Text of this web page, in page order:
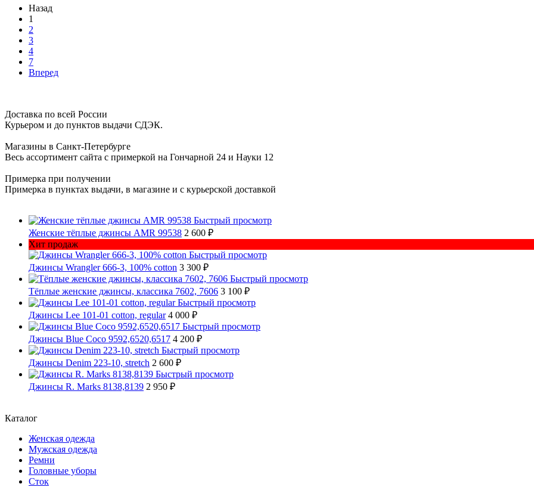
Назад
1
2
3
4
7
Вперед
Доставка по всей России
Курьером и до пунктов выдачи СДЭК.
Магазины в Санкт-Петербурге
Весь ассортимент сайта с примеркой на Гончарной 24 и Науки 12
Примерка при получении
Примерка в пунктах выдачи, в магазине и с курьерской доставкой
Быстрый просмотр
Женские тёплые джинсы AMR 99538 2 600 ₽
Хит продаж
Быстрый просмотр
Джинсы Wrangler 666-3, 100% cotton 3 300 ₽
Быстрый просмотр
Тёплые женские джинсы, классика 7602, 7606 3 100 ₽
Быстрый просмотр
Джинсы Lee 101-01 cotton, regular 4 000 ₽
Быстрый просмотр
Джинсы Blue Coco 9592,6520,6517 4 200 ₽
Быстрый просмотр
Джинсы Denim 223-10, stretch 2 600 ₽
Быстрый просмотр
Джинсы R. Marks 8138,8139 2 950 ₽
Каталог
Женская одежда
Мужская одежда
Ремни
Головные уборы
Сток